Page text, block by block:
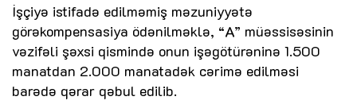
İşçiyə istifadə edilməmiş məzuniyyətə
görəkompensasiya ödənilməklə, “A” müəssisəsinin
vəzifəli şəxsi qismində onun işəgötürəninə 1.500
manatdan 2.000 manatadək cərimə edilməsi
barədə qərar qəbul edilib.